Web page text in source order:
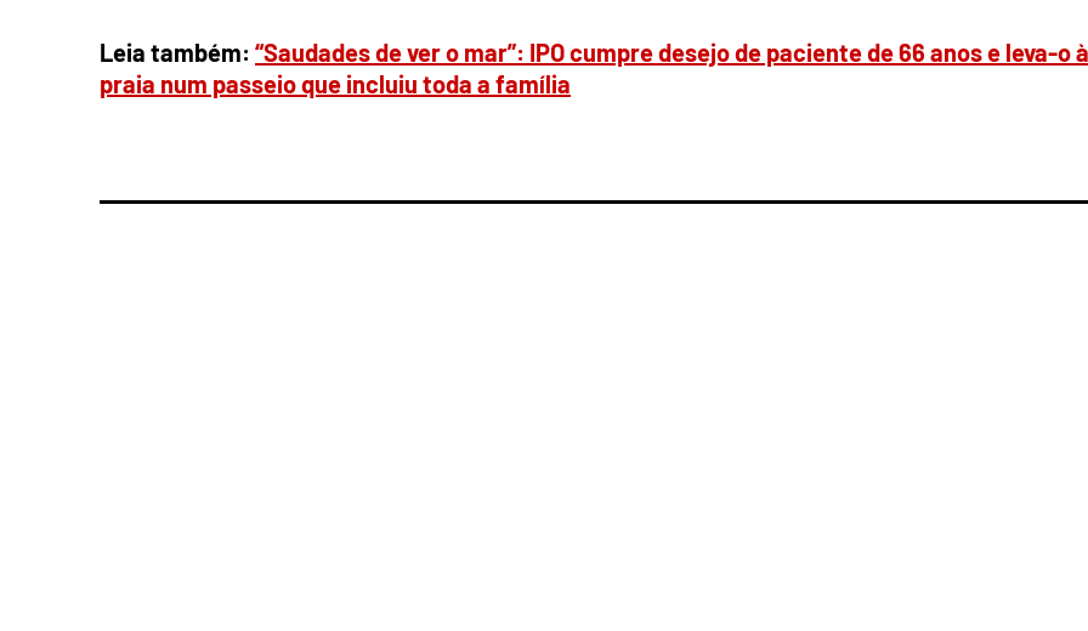
Leia também: “Saudades de ver o mar”: IPO cumpre desejo de paciente de 66 anos e leva-o à
praia num passeio que incluiu toda a família